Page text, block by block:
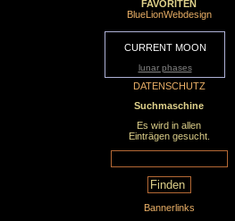
FAVORITEN
BlueLionWebdesign
CURRENT MOON
lunar phases
DATENSCHUTZ
Suchmaschine
Es wird in allen
Einträgen gesucht.
Bannerlinks